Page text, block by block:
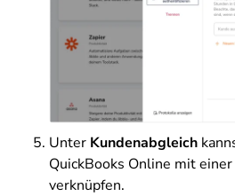
Unter Kundenabgleich
QuickBooks Online mit
verknüpfen.